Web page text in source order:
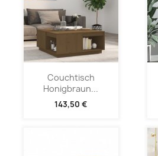
Couchtisch
Honigbraun...
143,50 €